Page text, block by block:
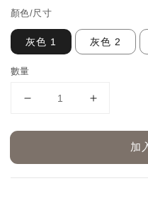
顏色/尺寸
灰色 1 灰色 2
數量
加